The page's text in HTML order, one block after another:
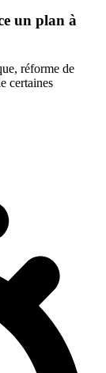
un plan à
réforme de
certaines